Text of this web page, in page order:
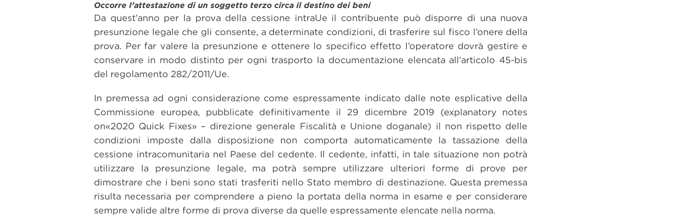
Occorre l’attestazione di un soggetto terzo circa il destino dei beni
Da quest’anno per la prova della cessione intraUe il contribuente può disporre di una nuova
presunzione legale che gli consente, a determinate condizioni, di trasferire sul fisco l’onere della
prova. Per far valere la presunzione e ottenere lo specifico effetto l’operatore dovrà gestire e
conservare in modo distinto per ogni trasporto la documentazione elencata all’articolo 45-bis
del regolamento 282/2011/Ue.
In premessa ad ogni considerazione come espressamente indicato dalle note esplicative della
Commissione europea, pubblicate definitivamente il 29 dicembre 2019 (explanatory notes
on«2020 Quick Fixes» – direzione generale Fiscalità e Unione doganale) il non rispetto delle
condizioni imposte dalla disposizione non comporta automaticamente la tassazione della
cessione intracomunitaria nel Paese del cedente. Il cedente, infatti, in tale situazione non potrà
utilizzare la presunzione legale, ma potrà sempre utilizzare ulteriori forme di prove per
dimostrare che i beni sono stati trasferiti nello Stato membro di destinazione. Questa premessa
risulta necessaria per comprendere a pieno la portata della norma in esame e per considerare
sempre valide altre forme di prova diverse da quelle espressamente elencate nella norma.